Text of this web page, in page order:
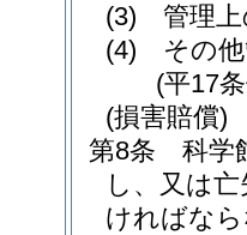
(3)
管理
(4)
その
(平17
(損害賠償)
第8条
科学
し、又は
ければな